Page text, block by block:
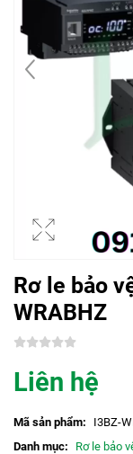
Rơ le bảo
WRABHZ
Liên hệ
Mã sản phẩm:
I3BZ-
Danh mục:
Rơ le bảo